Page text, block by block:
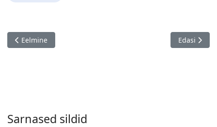
Eelmine artikkel: 7. Tallinna Maleklubi sari "Sügis 2021" - II
Eelmine Järgmine
Edasi
Sarnased sildid